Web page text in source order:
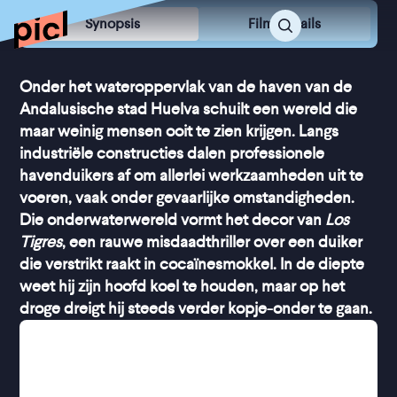
Synopsis Film Details
Onder het wateroppervlak van de haven van de
Andalusische stad Huelva schuilt een wereld die
maar weinig mensen ooit te zien krijgen. Langs
industriële constructies dalen professionele
havenduikers af om allerlei werkzaamheden uit te
voeren, vaak onder gevaarlijke omstandigheden.
Die onderwaterwereld vormt het decor van Los
Tigres, een rauwe misdaadthriller over een duiker
die verstrikt raakt in cocaïnesmokkel. In de diepte
weet hij zijn hoofd koel te houden, maar op het
droge dreigt hij steeds verder kopje-onder te gaan.
De vader van Antonio en Estrella was duiker, en de